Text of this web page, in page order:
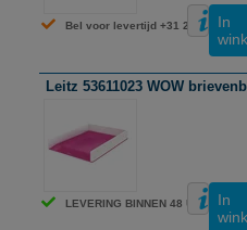
Bel voor levertijd +31 26 3193981
In
Leitz 53611023 WOW
LEVERING BINNEN 48 UUR
In